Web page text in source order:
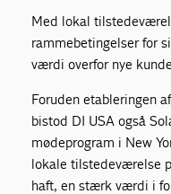
Med lokal
rammebetingelser for
værdi overfor nye
Foruden etableringen
bistod DI USA også
mødeprogram i New
lokale tilstedeværelse
haft, en stærk værdi i